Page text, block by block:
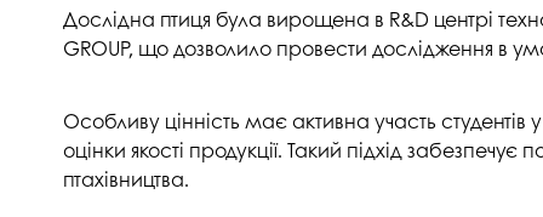
Гімн ПДАУ
Музеї ПДАУ
Профспілка
Асоціація випускників
Бібліотека
Відділ маркетингу
Центр
4.0
Дослідна птиця була вирощена в R&D центрі
GROUP, що дозволило провести дослідження в
Особливу цінність має активна участь
оцінки якості продукції. Такий підхід
птахівництва.